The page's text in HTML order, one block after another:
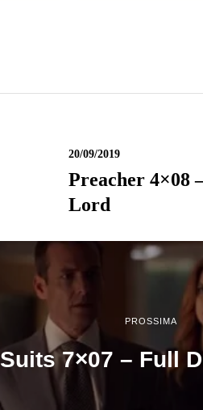
20/09/2019
Preacher 4×08
Lord
PROSSIMA
Suits 7×07 – Full